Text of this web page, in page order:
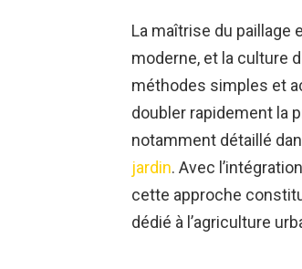
La maîtrise du paillage
moderne, et la culture
méthodes simples et
doubler rapidement la
notamment détaillé
jardin. Avec
cette approche
dédié à l’agriculture